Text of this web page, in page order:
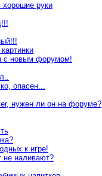
руки
с новым форумом!
опасен...
нужен ли он на форуме?
к игре!
не наливают?